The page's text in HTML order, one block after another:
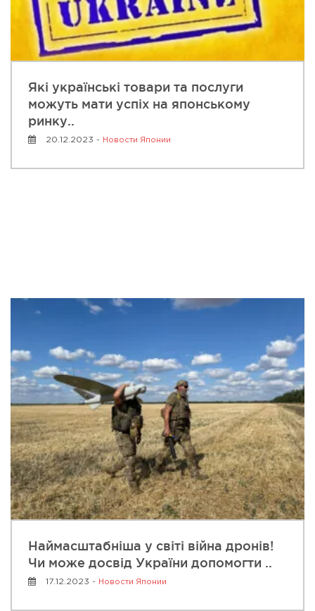
Які українські товари та послуги
можуть мати успіх на японському
ринку..
20.12.2023 - Новости Японии
Наймасштабніша у світі війна дронів!
Чи може досвід України допомогти ..
17.12.2023 - Новости Японии